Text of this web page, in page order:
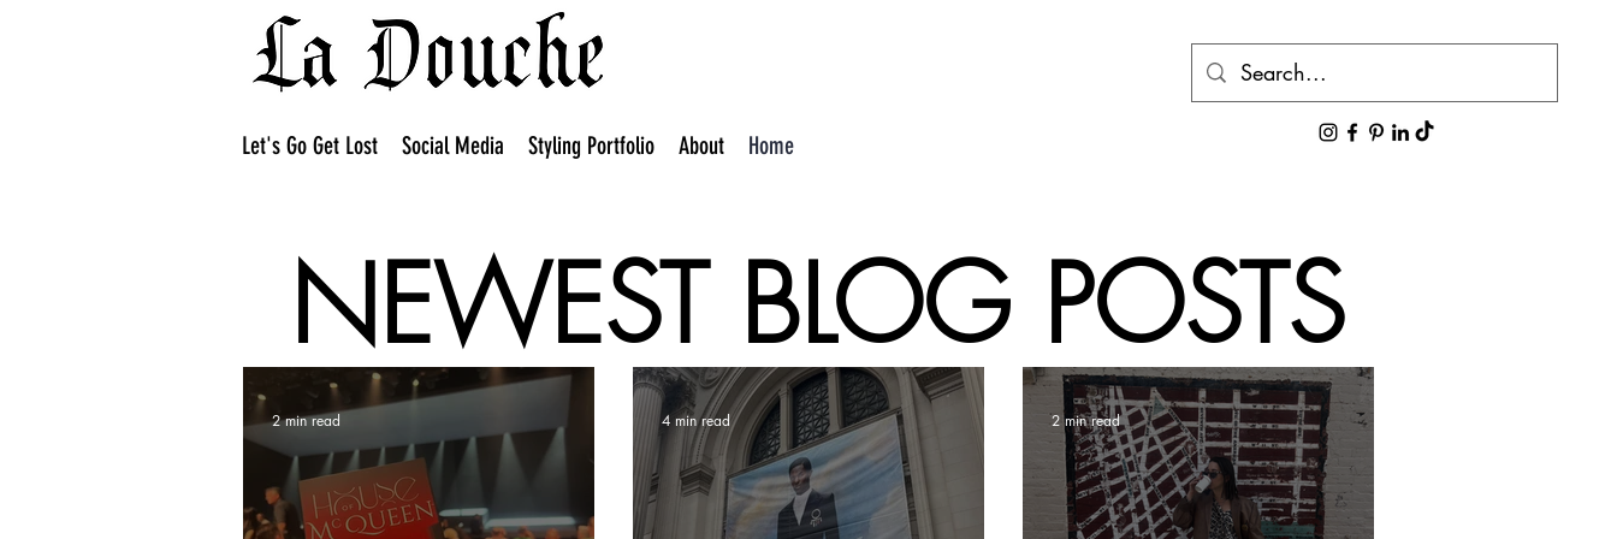
Let's Go Get Lost Social Media Styling Portfolio About Home
2 min read 4 min read 2 min read
NEWEST BLOG POSTS